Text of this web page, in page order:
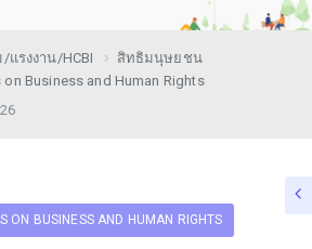
รงงาน/HCBI
สิทธิมนุษยชน
on Business and Human Rights
ON BUSINESS AND HUMAN RIGHTS